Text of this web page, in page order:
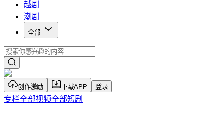
越剧
潮剧
全部
创作激励 下载APP 登录
专栏全部视频全部短剧